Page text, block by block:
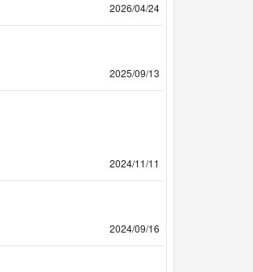
2026/04/24
2025/09/13
2024/11/11
2024/09/16